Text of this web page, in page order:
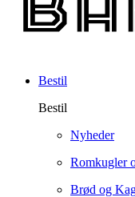
Bestil
Bestil
Nyheder
Romkugler
Brød og